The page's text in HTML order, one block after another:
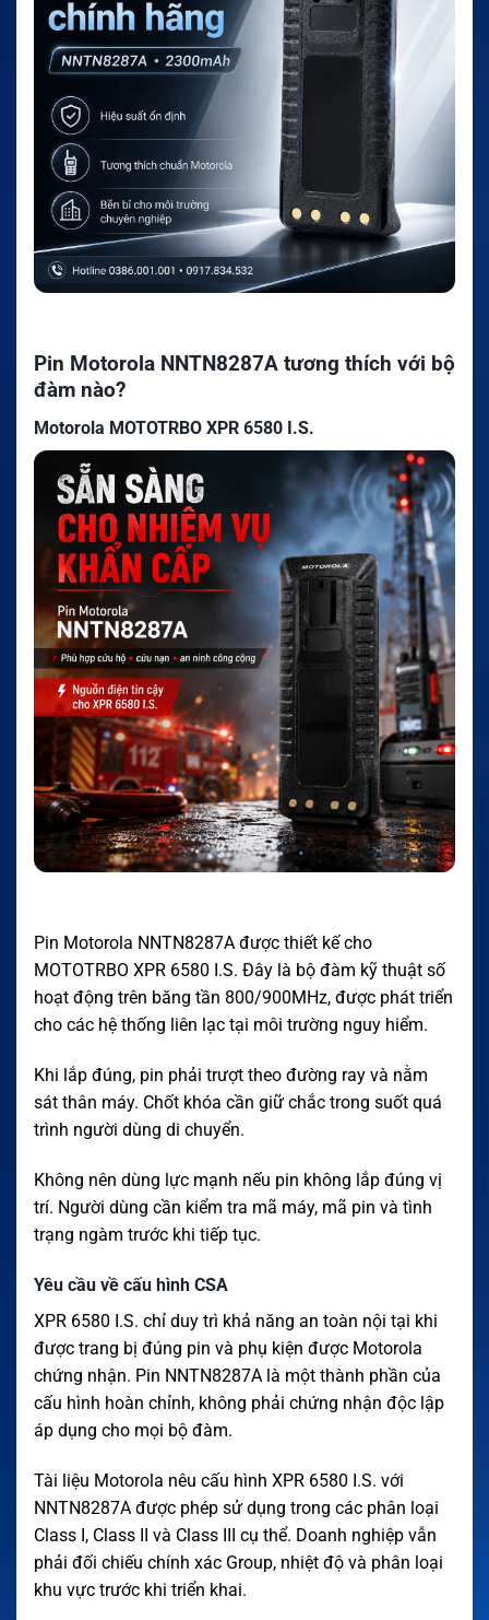
Pin Motorola NNTN8287A tương thích với bộ
đàm nào?
Motorola MOTOTRBO XPR 6580 I.S.
Pin Motorola NNTN8287A được thiết kế cho
MOTOTRBO XPR 6580 I.S. Đây là bộ đàm kỹ thuật số
hoạt động trên băng tần 800/900MHz, được phát triển
cho các hệ thống liên lạc tại môi trường nguy hiểm.
Khi lắp đúng, pin phải trượt theo đường ray và nằm
sát thân máy. Chốt khóa cần giữ chắc trong suốt quá
trình người dùng di chuyển.
Không nên dùng lực mạnh nếu pin không lắp đúng vị
trí. Người dùng cần kiểm tra mã máy, mã pin và tình
trạng ngàm trước khi tiếp tục.
Yêu cầu về cấu hình CSA
XPR 6580 I.S. chỉ duy trì khả năng an toàn nội tại khi
được trang bị đúng pin và phụ kiện được Motorola
chứng nhận. Pin NNTN8287A là một thành phần của
cấu hình hoàn chỉnh, không phải chứng nhận độc lập
áp dụng cho mọi bộ đàm.
Tài liệu Motorola nêu cấu hình XPR 6580 I.S. với
NNTN8287A được phép sử dụng trong các phân loại
Class I, Class II và Class III cụ thể. Doanh nghiệp vẫn
phải đối chiếu chính xác Group, nhiệt độ và phân loại
khu vực trước khi triển khai.